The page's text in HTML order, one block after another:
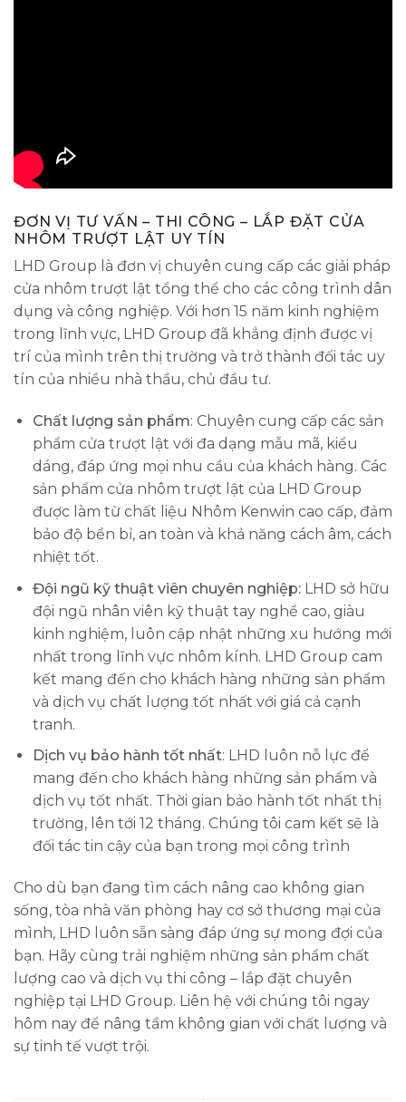
ĐƠN VỊ TƯ VẤN – THI CÔNG – LẮP ĐẶT CỬA
NHÔM TRƯỢT LẬT UY TÍN
LHD Group là đơn vị chuyên cung cấp các giải pháp
cửa nhôm trượt lật tổng thể cho các công trình dân
dụng và công nghiệp. Với hơn 15 năm kinh nghiệm
trong lĩnh vực, LHD Group đã khẳng định được vị
trí của mình trên thị trường và trở thành đối tác uy
tín của nhiều nhà thầu, chủ đầu tư.
Chất lượng sản phẩm: Chuyên cung cấp các sản
phẩm cửa trượt lật với đa dạng mẫu mã, kiểu
dáng, đáp ứng mọi nhu cầu của khách hàng. Các
sản phẩm cửa nhôm trượt lật của LHD Group
được làm từ chất liệu Nhôm Kenwin cao cấp, đảm
bảo độ bền bỉ, an toàn và khả năng cách âm, cách
nhiệt tốt.
Đội ngũ kỹ thuật viên chuyên nghiệp:LHD sở hữu
đội ngũ nhân viên kỹ thuật tay nghề cao, giàu
kinh nghiệm, luôn cập nhật những xu hướng mới
nhất trong lĩnh vực nhôm kính. LHD Group cam
kết mang đến cho khách hàng những sản phẩm
và dịch vụ chất lượng tốt nhất với giá cả cạnh
tranh.
Dịch vụ bảo hành tốt nhất: LHD luôn nỗ lực để
mang đến cho khách hàng những sản phẩm và
dịch vụ tốt nhất. Thời gian bảo hành tốt nhất thị
trường, lên tới 12 tháng. Chúng tôi cam kết sẽ là
đối tác tin cậy của bạn trong mọi công trình
Cho dù bạn đang tìm cách nâng cao không gian
sống, tòa nhà văn phòng hay cơ sở thương mại của
mình, LHD luôn sẵn sàng đáp ứng sự mong đợi của
bạn. Hãy cùng trải nghiệm những sản phẩm chất
lượng cao và dịch vụ thi công – lắp đặt chuyên
nghiệp tại LHD Group. Liên hệ với chúng tôi ngay
hôm nay để nâng tầm không gian với chất lượng và
sự tinh tế vượt trội.